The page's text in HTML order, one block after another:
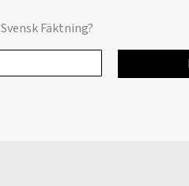
Fäktning?